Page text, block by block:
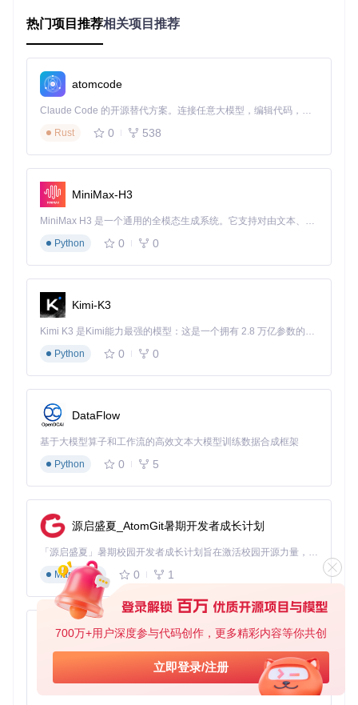
700万+用户深度参与代码创作，更多精彩内容等你共创
立即登录/注册
通过计算材料的能带结构和态密度，Quantum ESPRESSO能
够预测材料的导电性、光学吸收系数等关键性能参数。研究人
员可以在计算机上虚拟筛选具有特定功能的新材料，显著加速
研发进程。
2. 催化反应机理研究
利用DFT计算可以获得反应路径上的能量变化和过渡态结构，
的动态过程，为催化剂设计提供理论指导。
3. 纳米材料特性分析
对于低维纳米材料（如石墨烯、二维过渡金属硫族化合物），
QE提供了专门的计算方法来处理其独特的电子结构和量子效
应，揭示尺寸效应和边界效应对材料性质的影响。
4. 新能源材料开发
在太阳能电池、锂离子电池等新能源材料研究中，QE可用于
优化材料结构、计算电荷输运性质，为提高能量转换效率和存
储性能提供理论支持。
Quantum ESPRESSO快速安装与配置指南
确保系统已安装以下依赖：
Fortran编译器（GNU Fortran或Intel Fortran）
FFTW库
BLAS/LAPACK线性代数库
编译安装步骤
git clone
cd q-e
./configure --enable-parallel --enable-openmp
编译完成后，可通过运行pw.x -h命令验证安装是否成功。
新手入门：电子结构计算四步走
输入文件包含晶体结构、计算参数和所需性质等信息。可参考
热门项目推荐相关项目推荐
atomcode
Claude Code 的开源替代方案。连接任意大模型，编辑代码，运行命令，自动验证 — 全自动执行。用 Rust 构建，极致性能。 ｜ An open-source alternative to Claude Code. Connect any LLM, edit code, run commands, and verify changes — autonomously. Built in Rust for speed. Get Started
Rust
0 538
MiniMax-H3
MiniMax H3 是一个通用的全模态生成系统。它支持对由文本、图像、视频和音频组成的多模态上下文进行统一理解，并能生成分辨率高达 2K、时长可达 15 秒的带原生立体声音频的视频。得益于面向任务泛化的系统设计，H3 在预训练阶段就已具备广泛的多模态上下文理解与生成能力，能够出色地执行复杂的多模态指令。
Python
0 0
Kimi-K3
Kimi K3 是Kimi能力最强的模型：这是一个拥有 2.8 万亿参数的混合专家（MoE）模型，具备原生视觉理解能力，并支持 100 万 token 的上下文窗口。
Python
0 0
DataFlow
基于大模型算子和工作流的高效文本大模型训练数据合成框架
Python
0 5
源启盛夏_AtomGit暑期开发者成长计划
「源启盛夏」暑期校园开发者成长计划旨在激活校园开源力量，通过积分激励、认证扶持、资源倾斜等形式，引导高校组织和开发者完成「入驻 — 建项目 — 做贡献 — 获认证 — 得资源」的完整闭环。无论你是想带领社团入驻平台的组织者，还是希望用代码贡献证明自己的开发者，都能在这里找到属于你的成长路径。
Markdown
0 1
py-xiaozhi
基于Python的Xiaozhi AI，适用于想要完整Xiaozhi体验而无需拥有专用硬件的用户。
Python
0 1